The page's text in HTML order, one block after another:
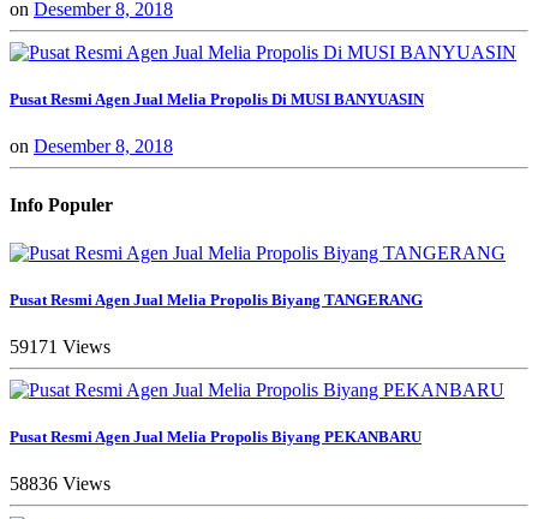
on Desember 8, 2018
Pusat Resmi Agen Jual Melia Propolis Di MUSI BANYUASIN
on Desember 8, 2018
Info Populer
Pusat Resmi Agen Jual Melia Propolis Biyang TANGERANG
59171 Views
Pusat Resmi Agen Jual Melia Propolis Biyang PEKANBARU
58836 Views